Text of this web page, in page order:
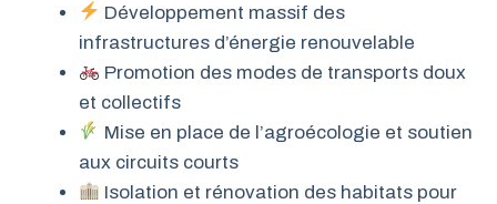
Développement massif des
infrastructures d’énergie renouvelable
Promotion des modes de transports doux
et collectifs
Mise en place de l’agroécologie et soutien
aux circuits courts
Isolation et rénovation des habitats pour